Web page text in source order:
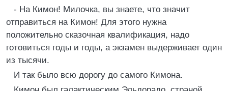
- На Кимон! Милочка, вы знаете, что значит
отправиться на Кимон! Для этого нужна
положительно сказочная квалификация, надо
готовиться годы и годы, а экзамен выдерживает один
из тысячи.
И так было всю дорогу до самого Кимона.